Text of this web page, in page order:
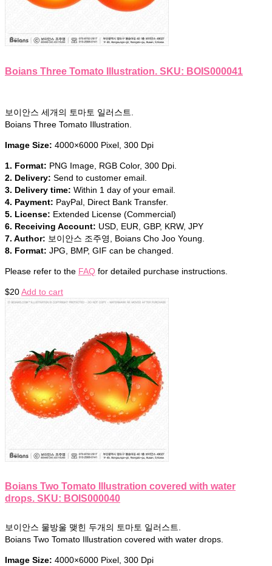
Boians Three Tomato Illustration. SKU: BOIS000041
보이안스 세개의 토마토 일러스트.
Boians Three Tomato Illustration.
Image Size: 4000×6000 Pixel, 300 Dpi
1. Format: PNG Image, RGB Color, 300 Dpi.
2. Delivery: Send to customer email.
3. Delivery time: Within 1 day of your email.
4. Payment: PayPal, Direct Bank Transfer.
5. License: Extended License (Commercial)
6. Receiving Account: USD, EUR, GBP, KRW, JPY
7. Author: 보이안스 조주영, Boians Cho Joo Young.
8. Format: JPG, BMP, GIF can be changed.
Please refer to the FAQ for detailed purchase instructions.
$20Add to cart
Boians Two Tomato Illustration covered with water
drops. SKU: BOIS000040
보이안스 물방울 맺힌 두개의 토마토 일러스트.
Boians Two Tomato Illustration covered with water drops.
Image Size: 4000×6000 Pixel, 300 Dpi